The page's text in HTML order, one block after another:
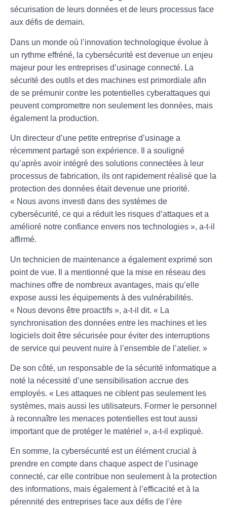
sécurisation de leurs données et de leurs processus face
aux défis de demain.
Dans un monde où l’innovation technologique évolue à
un rythme effréné, la cybersécurité est devenue un enjeu
majeur pour les entreprises d’usinage connecté. La
sécurité des outils et des machines est primordiale afin
de se prémunir contre les potentielles cyberattaques qui
peuvent compromettre non seulement les données, mais
également la production.
Un directeur d’une petite entreprise d’usinage a
récemment partagé son expérience. Il a souligné
qu’après avoir intégré des solutions connectées à leur
processus de fabrication, ils ont rapidement réalisé que la
protection des données était devenue une priorité.
« Nous avons investi dans des systèmes de
cybersécurité, ce qui a réduit les risques d’attaques et a
amélioré notre confiance envers nos technologies », a-t-il
affirmé.
Un technicien de maintenance a également exprimé son
point de vue. Il a mentionné que la mise en réseau des
machines offre de nombreux avantages, mais qu’elle
expose aussi les équipements à des vulnérabilités.
« Nous devons être proactifs », a-t-il dit. « La
synchronisation des données entre les machines et les
logiciels doit être sécurisée pour éviter des interruptions
de service qui peuvent nuire à l’ensemble de l’atelier. »
De son côté, un responsable de la sécurité informatique a
noté la nécessité d’une sensibilisation accrue des
employés. « Les attaques ne ciblent pas seulement les
systèmes, mais aussi les utilisateurs. Former le personnel
à reconnaître les menaces potentielles est tout aussi
important que de protéger le matériel », a-t-il expliqué.
En somme, la cybersécurité est un élément crucial à
prendre en compte dans chaque aspect de l’usinage
connecté, car elle contribue non seulement à la protection
des informations, mais également à l’efficacité et à la
pérennité des entreprises face aux défis de l’ère